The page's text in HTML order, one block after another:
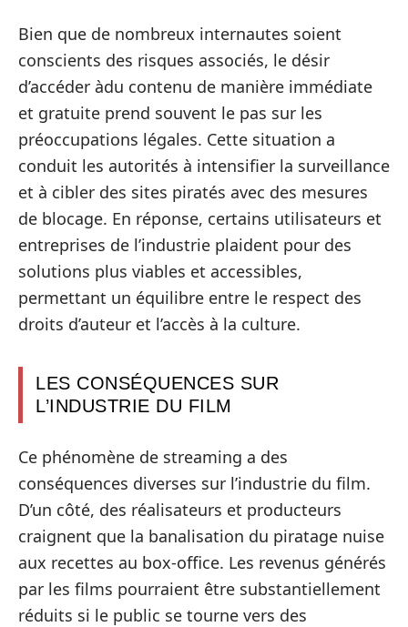
Bien que de nombreux internautes soient
conscients des risques associés, le désir
d’accéder àdu contenu de manière immédiate
et gratuite prend souvent le pas sur les
préoccupations légales. Cette situation a
conduit les autorités à intensifier la surveillance
et à cibler des sites piratés avec des mesures
de blocage. En réponse, certains utilisateurs et
entreprises de l’industrie plaident pour des
solutions plus viables et accessibles,
permettant un équilibre entre le respect des
droits d’auteur et l’accès à la culture.
LES CONSÉQUENCES SUR
L’INDUSTRIE DU FILM
Ce phénomène de streaming a des
conséquences diverses sur l’industrie du film.
D’un côté, des réalisateurs et producteurs
craignent que la banalisation du piratage nuise
aux recettes au box-office. Les revenus générés
par les films pourraient être substantiellement
réduits si le public se tourne vers des